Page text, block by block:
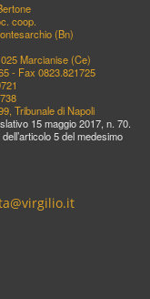
coop.
(Bn)
Marcianise (Ce)
- Fax 0823.821725
Tribunale di Napoli
15 maggio 2017, n. 70.
5 del medesimo